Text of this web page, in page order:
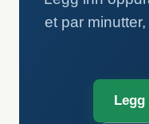
et par